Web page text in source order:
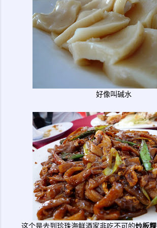
好像叫碱水
这个是去到珍珠海鲜酒家非吃不可的炒板粿